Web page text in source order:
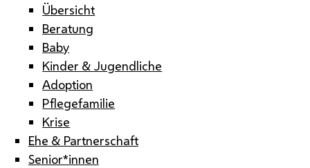
Übersicht
Beratung
Baby
Kinder & Jugendliche
Adoption
Pflegefamilie
Krise
Ehe & Partnerschaft
Senior*innen